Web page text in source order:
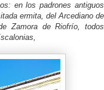
en los padrones antiguos
ermita, del Arcediano de
Zamora de Riofrío, todos